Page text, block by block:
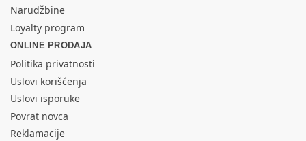
Narudžbine
Loyalty program
ONLINE PRODAJA
Politika privatnosti
Uslovi korišćenja
Uslovi isporuke
Povrat novca
Reklamacije